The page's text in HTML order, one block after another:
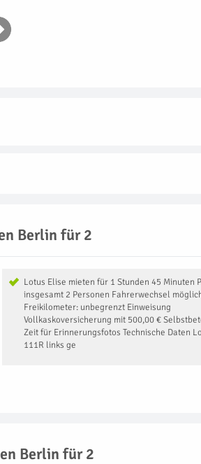
Berlin für 2
Lotus Elise mieten für 1 Stunden 45 Minuten
insgesamt 2 Personen Fahrerwechsel
Freikilometer: unbegrenzt Einweisung
Vollkaskoversicherung mit 500,00 €
Zeit für Erinnerungsfotos Technische Daten
111R links ge
Berlin für 2